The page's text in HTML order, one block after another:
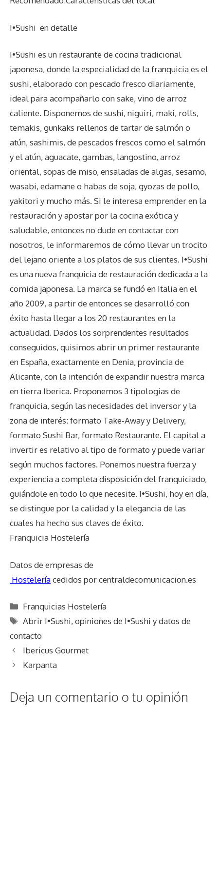
I•Sushi en detalle
I•Sushi es un restaurante de cocina tradicional
japonesa, donde la especialidad de la franquicia es el
sushi, elaborado con pescado fresco diariamente,
ideal para acompañarlo con sake, vino de arroz
caliente. Disponemos de sushi, niguiri, maki, rolls,
temakis, gunkaks rellenos de tartar de salmón o
atún, sashimis, de pescados frescos como el salmón
y el atún, aguacate, gambas, langostino, arroz
oriental, sopas de miso, ensaladas de algas, sesamo,
wasabi, edamane o habas de soja, gyozas de pollo,
yakitori y mucho más. Si le interesa emprender en la
restauración y apostar por la cocina exótica y
saludable, entonces no dude en contactar con
nosotros, le informaremos de cómo llevar un trocito
del lejano oriente a los platos de sus clientes. I•Sushi
es una nueva franquicia de restauración dedicada a la
comida japonesa. La marca se fundó en Italia en el
año 2009, a partir de entonces se desarrolló con
éxito hasta llegar a los 20 restaurantes en la
actualidad. Dados los sorprendentes resultados
conseguidos, quisimos abrir un primer restaurante
en España, exactamente en Denia, provincia de
Alicante, con la intención de expandir nuestra marca
en tierra Iberica. Proponemos 3 tipologias de
franquicia, según las necesidades del inversor y la
zona de interés: formato Take-Away y Delivery,
formato Sushi Bar, formato Restaurante. El capital a
invertir es relativo al tipo de formato y puede variar
según muchos factores. Ponemos nuestra fuerza y
experiencia a completa disposición del franquiciado,
guiándole en todo lo que necesite. I•Sushi, hoy en día,
se distingue por la calidad y la elegancia de las
cuales ha hecho sus claves de éxito.
Franquicia Hostelería
Datos de empresas de
Hosteleríacedidos por centraldecomunicacion.es
Categorías
Franquicias Hostelería
Etiquetas
Abrir I•Sushi,opiniones de I•Sushi y datos de
contacto
Ibericus Gourmet
Karpanta
Deja un comentario o tu opinión